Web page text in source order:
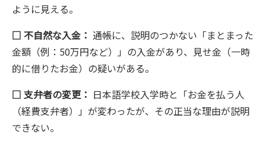
ように見える。
□ 不自然な入金： 通帳に、説明のつかない「まとまった
金額（例：50万円など）」の入金があり、見せ金（一時
的に借りたお金）の疑いがある。
□ 支弁者の変更： 日本語学校入学時と「お金を払う人
（経費支弁者）」が変わったが、その正当な理由が説明
できない。